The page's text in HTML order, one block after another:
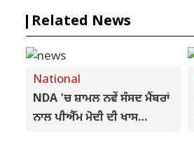
Related News
National
NDA 'ਚ ਸ਼ਾਮਲ ਨਵੇਂ ਸੰਸਦ ਮੈਂਬਰਾਂ
ਨਾਲ ਪੀਐੱਮ ਮੋਦੀ ਦੀ ਖਾਸ